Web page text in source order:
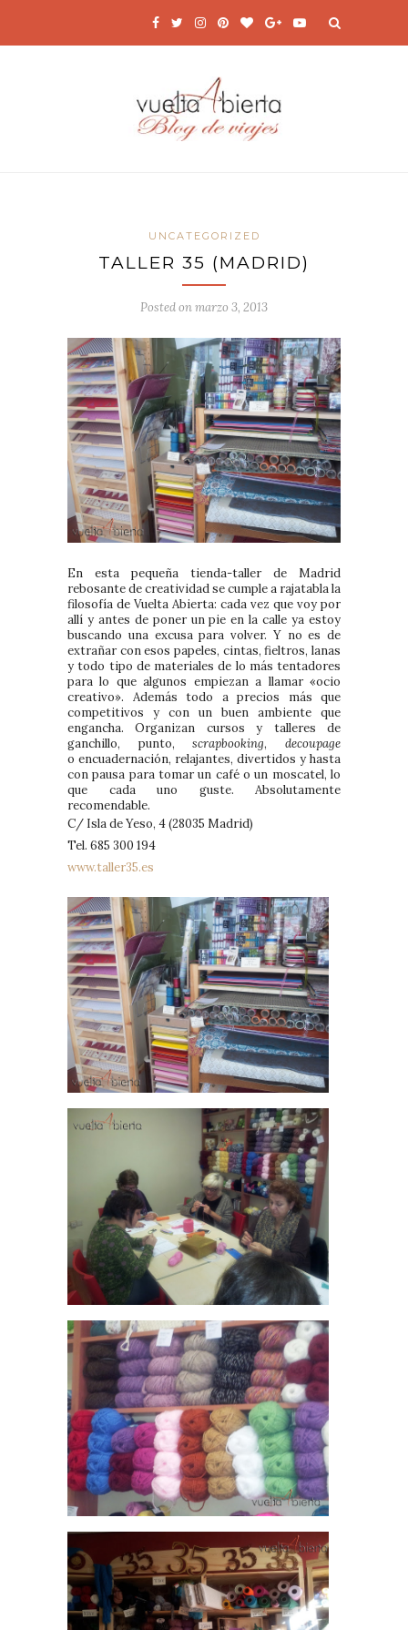
UNCATEGORIZED
TALLER 35 (MADRID)
Posted onmarzo 3, 2013
En esta pequeña tienda-taller de Madrid
rebosante de creatividad se cumple a rajatabla la
filosofía de Vuelta Abierta: cada vez que voy por
allí y antes de poner un pie en la calle ya estoy
buscando una excusa para volver. Y no es de
extrañar con esos papeles, cintas, fieltros, lanas
y todo tipo de materiales de lo más tentadores
para lo que algunos empiezan a llamar «ocio
creativo». Además todo a precios más que
competitivos y con un buen ambiente que
engancha. Organizan cursos y talleres de
ganchillo, punto,scrapbooking,decoupage
o encuadernación, relajantes, divertidos y hasta
con pausa para tomar un café o un moscatel, lo
que cada uno guste. Absolutamente
recomendable.
C/ Isla de Yeso, 4 (28035 Madrid)
Tel. 685 300 194
www.taller35.es